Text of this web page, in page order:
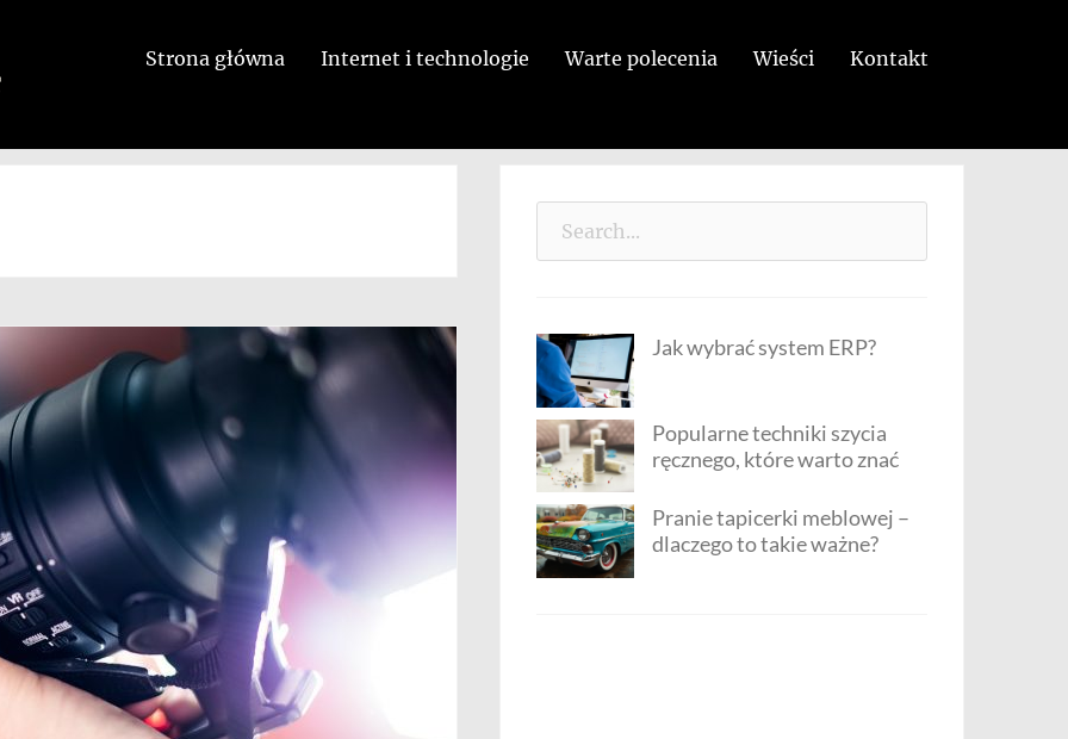
Strona główna Internet i technologie Warte polecenia Wieści Kontakt
Jak wybrać system ERP?
Popularne techniki szycia
ręcznego, które warto znać
Pranie tapicerki meblowej –
dlaczego to takie ważne?